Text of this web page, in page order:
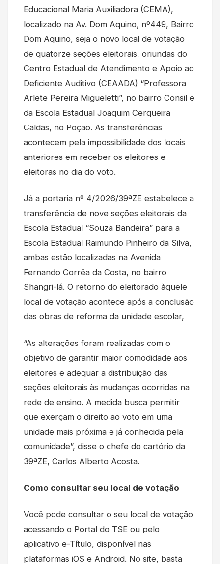
Educacional Maria Auxiliadora (CEMA),
localizado na Av. Dom Aquino, nº449, Bairro
Dom Aquino, seja o novo local de votação
de quatorze seções eleitorais, oriundas do
Centro Estadual de Atendimento e Apoio ao
Deficiente Auditivo (CEAADA) “Professora
Arlete Pereira Migueletti”, no bairro Consil e
da Escola Estadual Joaquim Cerqueira
Caldas, no Poção. As transferências
acontecem pela impossibilidade dos locais
anteriores em receber os eleitores e
eleitoras no dia do voto.
Já a portaria nº 4/2026/39ªZE estabelece a
transferência de nove seções eleitorais da
Escola Estadual “Souza Bandeira” para a
Escola Estadual Raimundo Pinheiro da Silva,
ambas estão localizadas na Avenida
Fernando Corrêa da Costa, no bairro
Shangri-lá. O retorno do eleitorado àquele
local de votação acontece após a conclusão
das obras de reforma da unidade escolar,
“As alterações foram realizadas com o
objetivo de garantir maior comodidade aos
eleitores e adequar a distribuição das
seções eleitorais às mudanças ocorridas na
rede de ensino. A medida busca permitir
que exerçam o direito ao voto em uma
unidade mais próxima e já conhecida pela
comunidade”, disse o chefe do cartório da
39ªZE, Carlos Alberto Acosta.
Como consultar seu local de votação
Você pode consultar o seu local de votação
acessando o Portal do TSE ou pelo
aplicativo e-Título, disponível nas
plataformas iOS e Android. No site, basta